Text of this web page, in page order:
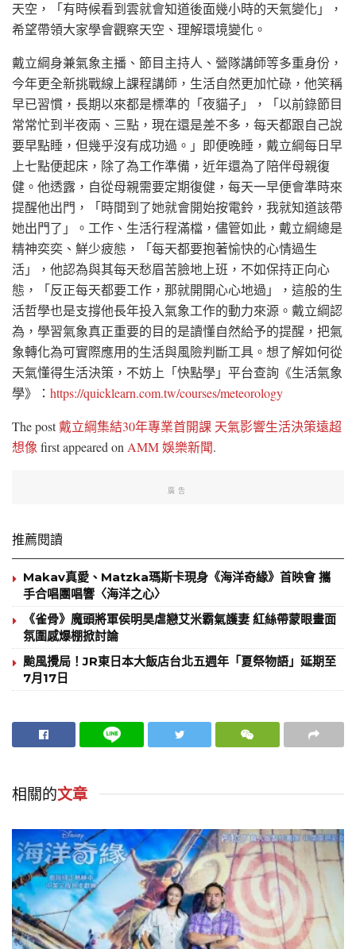
天空，「有時候看到雲就會知道後面幾小時的天氣變化」，
希望帶領大家學會觀察天空、理解環境變化。
戴立綱身兼氣象主播、節目主持人、營隊講師等多重身份，
今年更全新挑戰線上課程講師，生活自然更加忙碌，他笑稱
早已習慣，長期以來都是標準的「夜貓子」，「以前錄節目
常常忙到半夜兩、三點，現在還是差不多，每天都跟自己說
要早點睡，但幾乎沒有成功過。」即便晚睡，戴立綱每日早
上七點便起床，除了為工作準備，近年還為了陪伴母親復
健。他透露，自從母親需要定期復健，每天一早便會準時來
提醒他出門，「時間到了她就會開始按電鈴，我就知道該帶
她出門了」。工作、生活行程滿檔，儘管如此，戴立綱總是
精神奕奕、鮮少疲態，「每天都要抱著愉快的心情過生
活」，他認為與其每天愁眉苦臉地上班，不如保持正向心
態，「反正每天都要工作，那就開開心心地過」，這般的生
活哲學也是支撐他長年投入氣象工作的動力來源。戴立綱認
為，學習氣象真正重要的目的是讀懂自然給予的提醒，把氣
象轉化為可實際應用的生活與風險判斷工具。想了解如何從
天氣懂得生活決策，不妨上「快點學」平台查詢《生活氣象
學》： https://quicklearn.com.tw/courses/meteorology
The post戴立綱集結30年專業首開課 天氣影響生活決策遠超
想像 first appeared onAMM 娛樂新聞.
廣告
推薦閱讀
Makav真愛、Matzka瑪斯卡現身《海洋奇緣》首映會 攜
手合唱團唱響〈海洋之心〉
《雀骨》魔頭將軍侯明昊虐戀艾米霸氣護妻 紅絲帶蒙眼畫面
氛圍感爆棚掀討論
颱風攪局！JR東日本大飯店台北五週年「夏祭物語」延期至
7月17日
相關的文章